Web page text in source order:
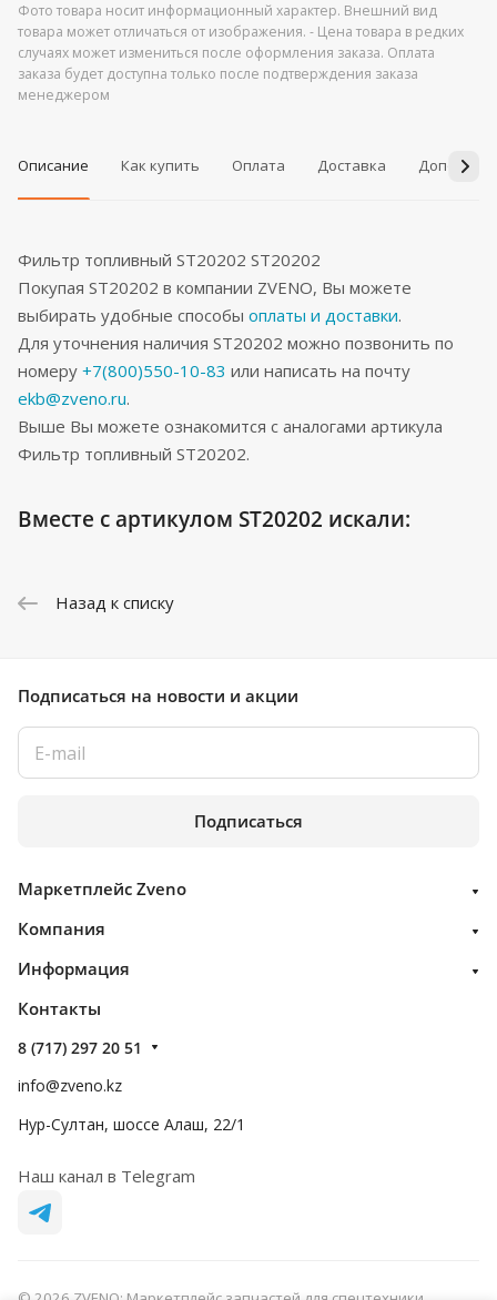
Фото товара носит информационный характер. Внешний вид
товара может отличаться от изображения. - Цена товара в редких
случаях может измениться после оформления заказа. Оплата
заказа будет доступна только после подтверждения заказа
менеджером
Описание Как купить Оплата Доставка
Фильтр топливный ST20202 ST20202
Покупая ST20202 в компании ZVENO, Вы можете
выбирать удобные способы оплаты и доставки.
Для уточнения наличия ST20202 можно позвонить по
номеру +7(800)550-10-83 или написать на почту
ekb@zveno.ru.
Выше Вы можете ознакомится с аналогами артикула
Фильтр топливный ST20202.
Вместе с артикулом ST20202 искали:
Назад к списку
Подписаться на новости и акции
Подписаться
Маркетплейс Zveno
Компания
Информация
Контакты
8 (717) 297 20 51
info@zveno.kz
Нур-Султан, шоссе Алаш, 22/1
Наш канал в Telegram